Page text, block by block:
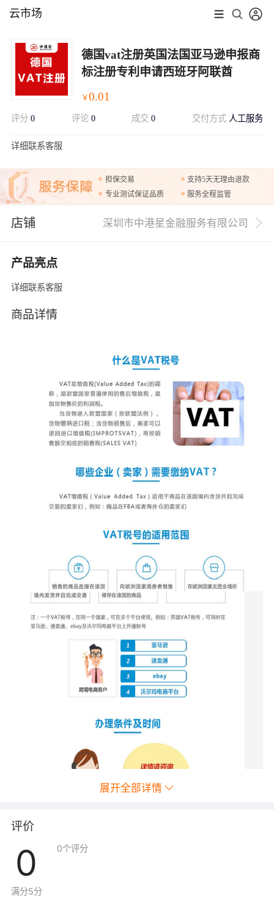
云市场
德国vat注册英国法国亚马逊申报商
标注册专利申请西班牙阿联酋
￥0.01
评分 0 评论 0 成交0 交付方式 人工服务
详细联系客服
担保交易
支持5天无理由退款
专业测试保证品质
服务全程监管
店铺 深圳市中港星金融服务有限公司
产品亮点
详细联系客服
商品详情
展开全部详情
评价
0
满分5分
0个评分